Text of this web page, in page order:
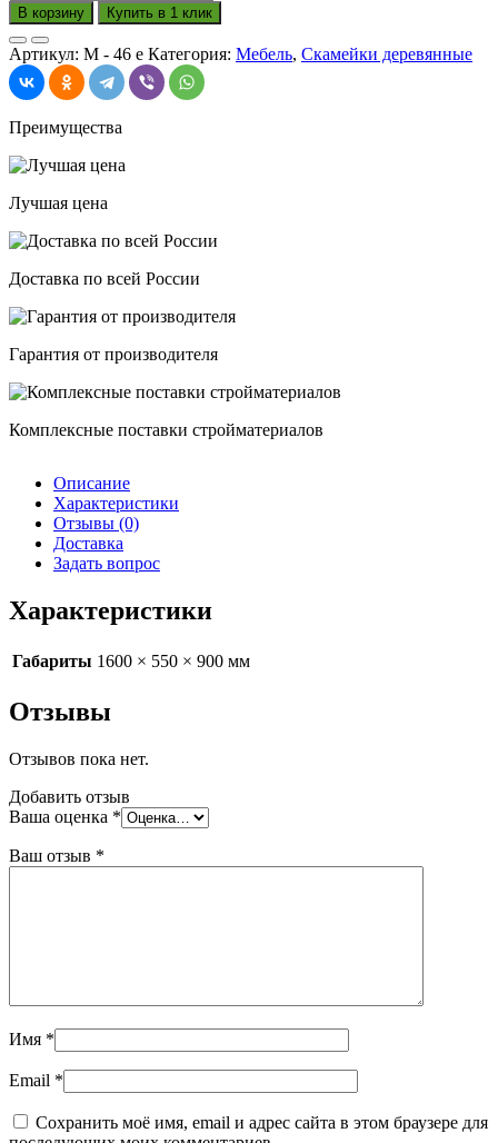
товара
Скамейка
с
подлокотниками
Полок
1600*550*900
В корзину Купить в 1 клик
Артикул: М - 46 е Категория: Мебель, Скамейки деревянные
Преимущества
Лучшая цена
Доставка по всей России
Гарантия от производителя
Комплексные поставки стройматериалов
Описание
Характеристики
Отзывы (0)
Доставка
Задать вопрос
Характеристики
Габариты 1600 × 550 × 900 мм
Отзывы
Отзывов пока нет.
Добавить отзыв
Ваша оценка *
Ваш отзыв *
Имя *
Email *
Сохранить моё имя, email и адрес сайта в этом браузере для